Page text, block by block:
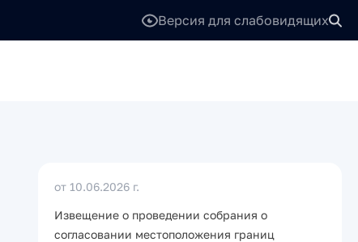
Версия для слабовидящих
от 10.06.2026 г.
Извещение о проведении собрания о
согласовании местоположения границ